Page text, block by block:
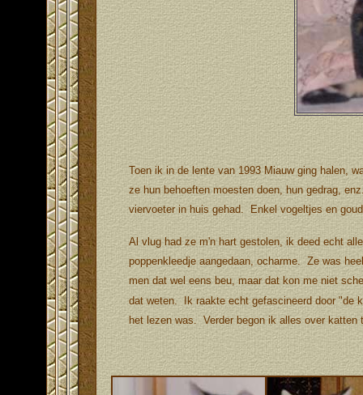
Toen ik in de lente van 1993 Miauw ging halen,
ze hun behoeften moesten doen, hun gedrag,
viervoeter in huis gehad. Enkel vogeltjes en
Al vlug had ze m'n hart gestolen, ik deed echt
poppenkleedje aangedaan, ocharme. Ze was
men dat wel eens beu, maar dat kon me niet
dat weten. Ik raakte echt gefascineerd door "de
het lezen was. Verder begon ik alles over katten